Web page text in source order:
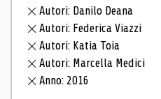
Autori: Danilo Deana
Autori: Federica Viazzi
Autori: Katia Toia
Autori: Marcella Medici
Anno: 2016